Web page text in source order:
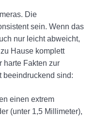
Die
sein. Wenn das
nur leicht abweicht,
Hause komplett
harte Fakten zur
beeindruckend sind:
einen extrem
(unter 1,5 Millimeter),